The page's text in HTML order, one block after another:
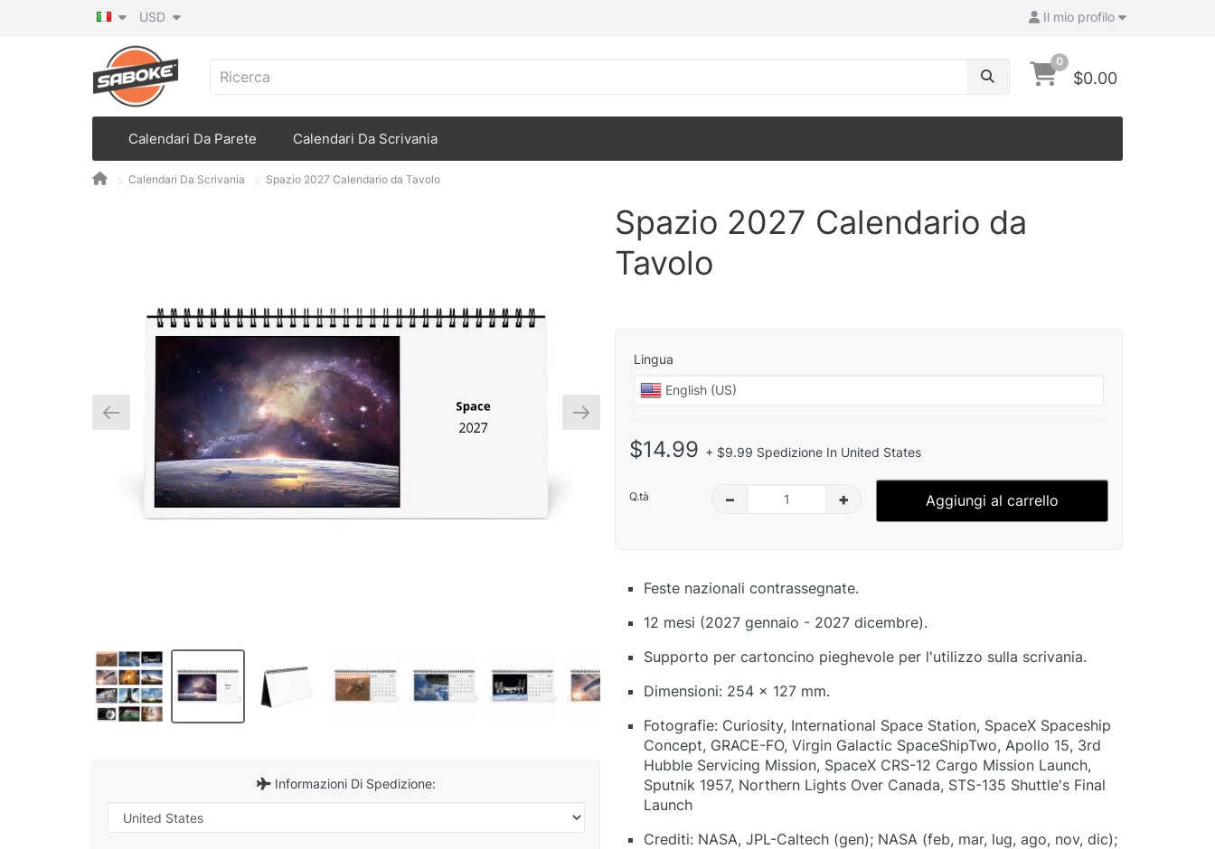
Il mio profilo
USD
0
$0.00
Calendari Da Parete Calendari Da Scrivania
Calendari Da Scrivania Spazio 2027 Calendario da Tavolo
Informazioni Di Spedizione:
Spazio 2027 Calendario da
Tavolo
Lingua
$14.99 + $9.99 Spedizione In United States
Q.tà – + Aggiungi al carrello
Feste nazionali contrassegnate.
12 mesi (2027 gennaio - 2027 dicembre).
Supporto per cartoncino pieghevole per l'utilizzo sulla scrivania.
Dimensioni: 254 x 127 mm.
Fotografie: Curiosity, International Space Station, SpaceX Spaceship
Concept, GRACE-FO, Virgin Galactic SpaceShipTwo, Apollo 15, 3rd
Hubble Servicing Mission, SpaceX CRS-12 Cargo Mission Launch,
Sputnik 1957, Northern Lights Over Canada, STS-135 Shuttle's Final
Launch
Crediti: NASA, JPL-Caltech (gen); NASA (feb, mar, lug, ago, nov, dic);